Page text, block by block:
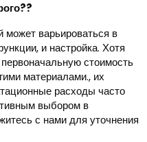
варьироваться в
и настройка. Хотя
стоимость
материалами., их
расходы часто
выбором в
с нами для уточнения